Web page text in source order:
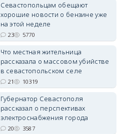
Севастопольцам обещают
хорошие новости о бензине уже
на этой неделе
23 5770
Что местная жительница
рассказала о массовом убийстве
в севастопольском селе
21 10319
Губернатор Севастополя
рассказал о перспективах
электроснабжения города
20 3587